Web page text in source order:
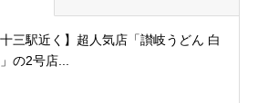
十三駅近く】超人気店「讃岐うどん 白
の2号店...